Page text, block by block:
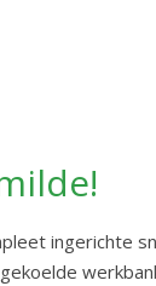
ingerichte